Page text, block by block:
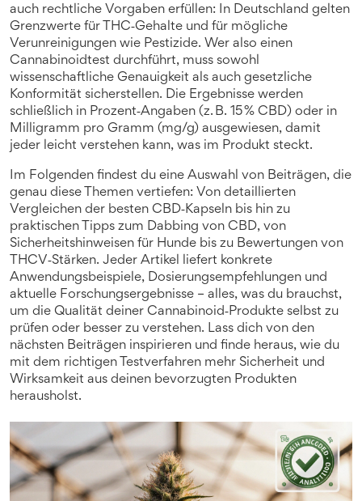
auch rechtliche Vorgaben erfüllen: In Deutschland gelten
Grenzwerte für THC‑Gehalte und für mögliche
Verunreinigungen wie Pestizide. Wer also einen
Cannabinoidtest durchführt, muss sowohl
wissenschaftliche Genauigkeit als auch gesetzliche
Konformität sicherstellen. Die Ergebnisse werden
schließlich in Prozent‑Angaben (z. B. 15 % CBD) oder in
Milligramm pro Gramm (mg/g) ausgewiesen, damit
jeder leicht verstehen kann, was im Produkt steckt.
Im Folgenden findest du eine Auswahl von Beiträgen, die
genau diese Themen vertiefen: Von detaillierten
Vergleichen der besten CBD‑Kapseln bis hin zu
praktischen Tipps zum Dabbing von CBD, von
Sicherheitshinweisen für Hunde bis zu Bewertungen von
THCV‑Stärken. Jeder Artikel liefert konkrete
Anwendungsbeispiele, Dosierungsempfehlungen und
aktuelle Forschungsergebnisse – alles, was du brauchst,
um die Qualität deiner Cannabinoid‑Produkte selbst zu
prüfen oder besser zu verstehen. Lass dich von den
nächsten Beiträgen inspirieren und finde heraus, wie du
mit dem richtigen Testverfahren mehr Sicherheit und
Wirksamkeit aus deinen bevorzugten Produkten
herausholst.